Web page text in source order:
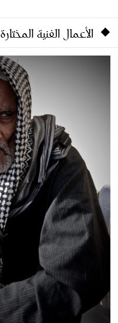
الأعمال الفنية المختارة